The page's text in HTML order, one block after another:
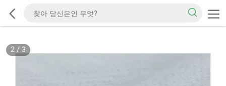
2/ 3